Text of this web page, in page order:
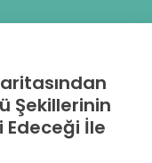
Şekillerinin
Edeceği İle